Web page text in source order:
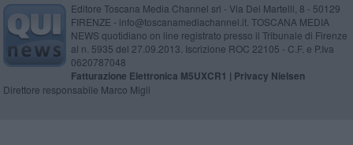
Editore Toscana Media Channel srl - Via Dei Martelli, 8 - 50129
FIRENZE - info@toscanamediachannel.it. TOSCANA MEDIA
NEWS quotidiano on line registrato presso il Tribunale di Firenze
al n. 5935 del 27.09.2013. Iscrizione ROC 22105 - C.F. e P.Iva
0620787048
Fatturazione Elettronica M5UXCR1 | Privacy Nielsen
Direttore responsabile Marco Migli